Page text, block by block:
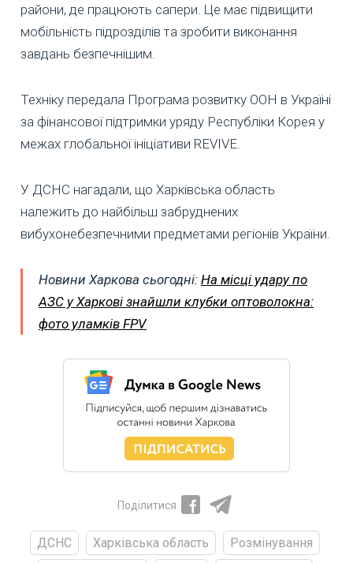
райони, де працюють сапери. Це має підвищити
мобільність підрозділів та зробити виконання
завдань безпечнішим.
Техніку передала Програма розвитку ООН в Україні
за фінансової підтримки уряду Республіки Корея у
межах глобальної ініціативи REVIVE.
У ДСНС нагадали, що Харківська область
належить до найбільш забруднених
вибухонебезпечними предметами регіонів України.
Новини Харкова сьогодні: На місці удару по
АЗС у Харкові знайшли клубки оптоволокна:
фото уламків FPV
Поділитися
ДСНС Харківська область
Розмінування